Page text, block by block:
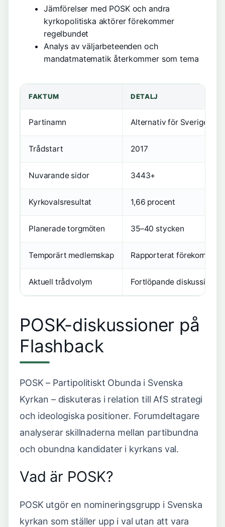
Jämförelser med POSK och andra
kyrkopolitiska aktörer förekommer
regelbundet
Analys av väljarbeteenden och
mandatmatematik återkommer som tema
FAKTUM DETALJ
Partinamn Alternativ för Sverige
Trådstart 2017
Nuvarande sidor 3443+
Kyrkovalsresultat 1,66 procent
Planerade torgmöten 35–40 stycken
Temporärt medlemskap Rapporterat
Aktuell trådvolym Fortlöpande diskussion
POSK-diskussioner på
Flashback
POSK – Partipolitiskt Obunda i Svenska
Kyrkan – diskuteras i relation till AfS strategi
och ideologiska positioner. Forumdeltagare
analyserar skillnaderna mellan partibundna
och obundna kandidater i kyrkans val.
Vad är POSK?
POSK utgör en nomineringsgrupp i Svenska
kyrkan som ställer upp i val utan att vara